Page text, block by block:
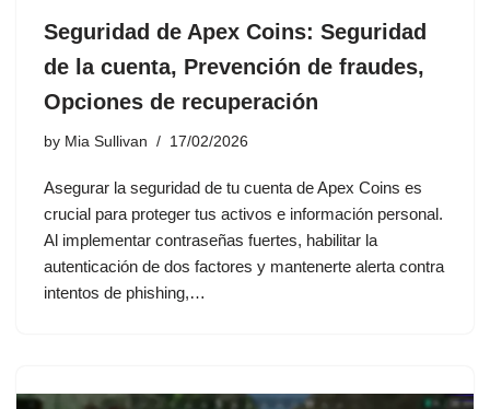
Seguridad de Apex Coins: Seguridad
de la cuenta, Prevención de fraudes,
Opciones de recuperación
by Mia Sullivan 17/02/2026
Asegurar la seguridad de tu cuenta de Apex Coins es
crucial para proteger tus activos e información personal.
Al implementar contraseñas fuertes, habilitar la
autenticación de dos factores y mantenerte alerta contra
intentos de phishing,…